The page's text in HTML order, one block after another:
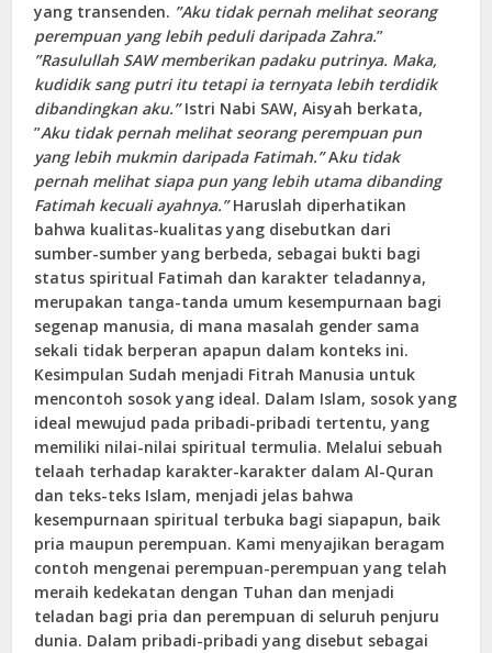
yang transenden. ”Aku tidak pernah melihat seorang
perempuan yang lebih peduli daripada Zahra.”
”Rasulullah SAW memberikan padaku putrinya. Maka,
kudidik sang putri itu tetapi ia ternyata lebih terdidik
dibandingkan aku.”Istri Nabi SAW, Aisyah berkata,
”Aku tidak pernah melihat seorang perempuan pun
yang lebih mukmin daripada Fatimah.”Aku tidak
pernah melihat siapa pun yang lebih utama dibanding
Fatimah kecuali ayahnya.”Haruslah diperhatikan
bahwa kualitas-kualitas yang disebutkan dari
sumber-sumber yang berbeda, sebagai bukti bagi
status spiritual Fatimah dan karakter teladannya,
merupakan tanga-tanda umum kesempurnaan bagi
segenap manusia, di mana masalah gender sama
sekali tidak berperan apapun dalam konteks ini.
Kesimpulan Sudah menjadi Fitrah Manusia untuk
mencontoh sosok yang ideal. Dalam Islam, sosok yang
ideal mewujud pada pribadi-pribadi tertentu, yang
memiliki nilai-nilai spiritual termulia. Melalui sebuah
telaah terhadap karakter-karakter dalam Al-Quran
dan teks-teks Islam, menjadi jelas bahwa
kesempurnaan spiritual terbuka bagi siapapun, baik
pria maupun perempuan. Kami menyajikan beragam
contoh mengenai perempuan-perempuan yang telah
meraih kedekatan dengan Tuhan dan menjadi
teladan bagi pria dan perempuan di seluruh penjuru
dunia. Dalam pribadi-pribadi yang disebut sebagai